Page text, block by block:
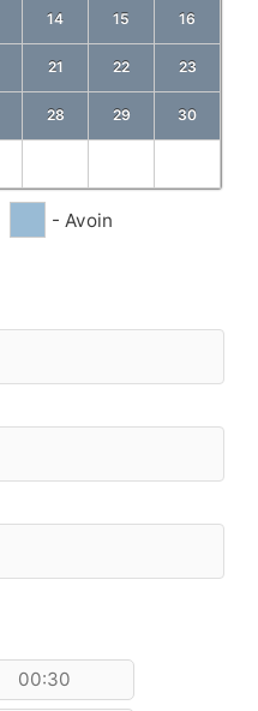
14 15 16
21 22 23
28 29 30
- Avoin
00:30